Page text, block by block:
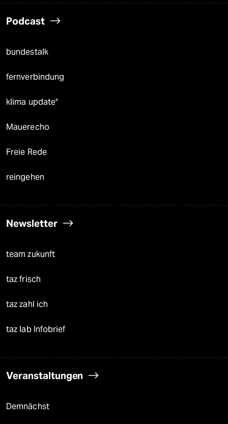
Podcast
bundestalk
fernverbindung
klima update°
Mauerecho
Freie Rede
reingehen
Newsletter
team zukunft
taz frisch
taz zahl ich
taz lab Infobrief
Veranstaltungen
Demnächst